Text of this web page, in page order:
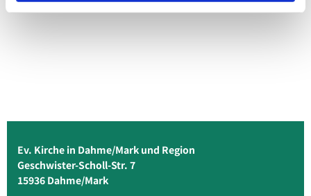
Ev. Kirche in Dahme/Mark und Region
Geschwister-Scholl-Str. 7
15936 Dahme/Mark